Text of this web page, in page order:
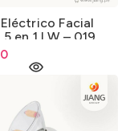
Facial
en 1 LW – 019